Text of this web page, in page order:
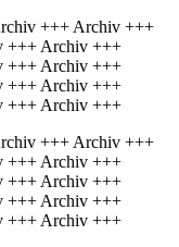
+++ Archiv +++
+++ Archiv +++
+++ Archiv +++
+++ Archiv +++
+++ Archiv +++
+++ Archiv +++
+++ Archiv +++
+++ Archiv +++
+++ Archiv +++
+++ Archiv +++